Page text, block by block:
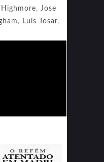
Highmore, Jose
, Luis Tosar,